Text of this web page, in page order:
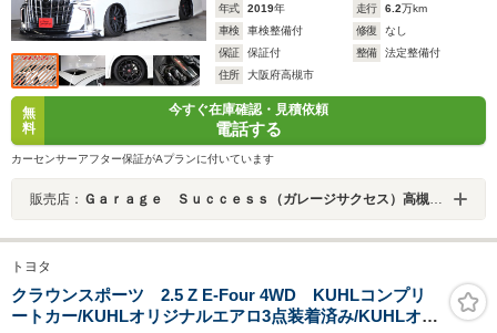
年式 2019年 走行 6.2万km
車検
車検整備付 修復
なし
保証
保証付 整備
法定整備付
住所
大阪府高槻市
無
料
今すぐ在庫確認・見積依頼
電話する
カーセンサーアフター保証がAプランに付いています
販売店： Ｇａｒａｇｅ Ｓｕｃｃｅｓｓ（ガレージサクセス）高槻店 アルファード・ヴェルファイア・ノア・ヴォクシー専門店
トヨタ
クラウンスポーツ 2.5 Z E-Four 4WD KUHLコンプリ
ートカー/KUHLオリジナルエアロ3点装着済み/KUHLオリ